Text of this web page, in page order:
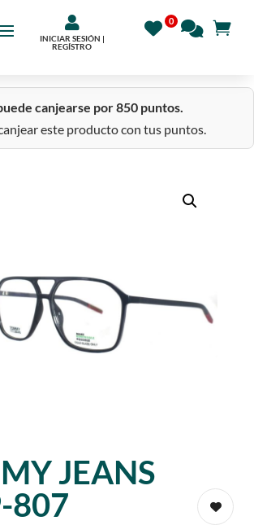

INICIAR SESIÓN |
REGÍSTRO
canjearse por 850 puntos.
este producto con tus puntos.
JEANS
807